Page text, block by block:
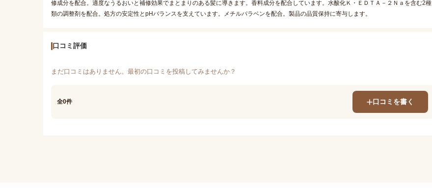
修成分を配合。適度なうるおいと補修効果でまとまりのある髪に導きます。香料成分を配合しています。水酸化Ｋ・ＥＤＴＡ－２Ｎａを含む2種
類の調整剤を配合。処方の安定性とpHバランスを支えています。メチルパラベンを配合。製品の品質保持に寄与します。
口コミ評価
まだ口コミはありません。最初の口コミを投稿してみませんか？
全0件 口コミを書く